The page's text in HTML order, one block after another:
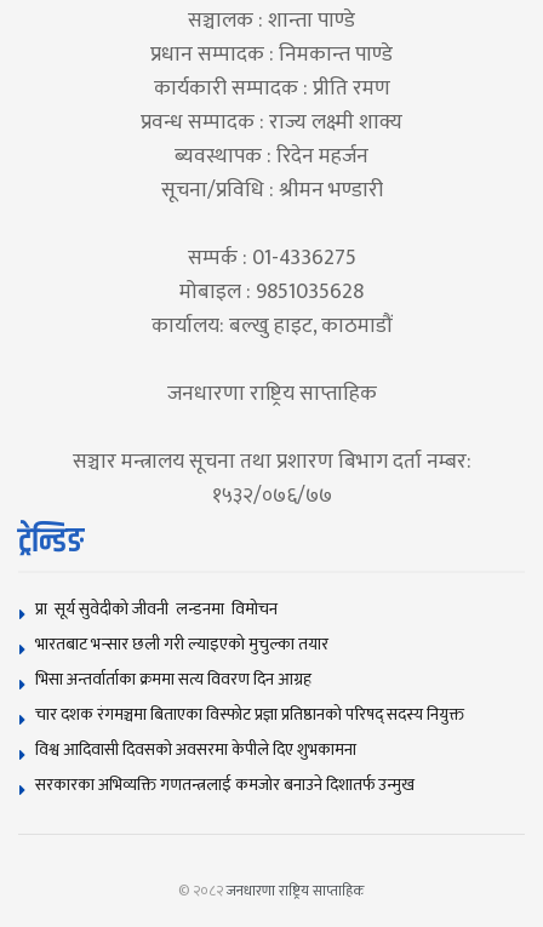
सञ्चालक : शान्ता पाण्डे
प्रधान सम्पादक : निमकान्त पाण्डे
कार्यकारी सम्पादक : प्रीति रमण
प्रवन्ध सम्पादक : राज्य लक्ष्मी शाक्य
ब्यवस्थापक : रिदेन महर्जन
सूचना/प्रविधि : श्रीमन भण्डारी
सम्पर्क : 01-4336275
मोबाइल : 9851035628
कार्यालय: बल्खु हाइट, काठमाडौं
जनधारणा राष्ट्रिय साप्ताहिक
सञ्चार मन्त्रालय सूचना तथा प्रशारण बिभाग दर्ता नम्बर:
१५३२/०७६/७७
ट्रेन्डिङ
प्रा सूर्य सुवेदीको जीवनी लन्डनमा विमोचन
भारतबाट भन्सार छली गरी ल्याइएको मुचुल्का तयार
भिसा अन्तर्वार्ताका क्रममा सत्य विवरण दिन आग्रह
चार दशक रंगमञ्चमा बिताएका विस्फोट प्रज्ञा प्रतिष्ठानको परिषद् सदस्य नियुक्त
विश्व आदिवासी दिवसकाे अवसरमा केपीले दिए शुभकामना
सरकारका अभिव्यक्ति गणतन्त्रलाई कमजोर बनाउने दिशातर्फ उन्मुख
© २०८२जनधारणा राष्ट्रिय साप्ताहिक